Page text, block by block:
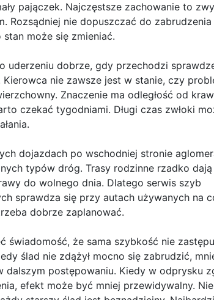
pajączek. Najczęstsze zachowanie to
Rozsądniej nie dopuszczać do
może się zmieniać.
uderzeniu dobrze, gdy przechodzi
Kierowca nie zawsze jest w stanie, czy
Znaczenie ma odległość od
czekać tygodniami. Długi czas zwłoki
dojazdach po wschodniej stronie
typów dróg. Trasy rodzinne rzadko
do wolnego dnia. Dlatego serwis szyb
sprawdza się przy autach używanych na
dobrze zaplanować.
świadomość, że sama szybkość nie
ślad nie zdążył mocno się zabrudzić,
dalszym postępowaniu. Kiedy w odprysku
efekt może być mniej przewidywalny.